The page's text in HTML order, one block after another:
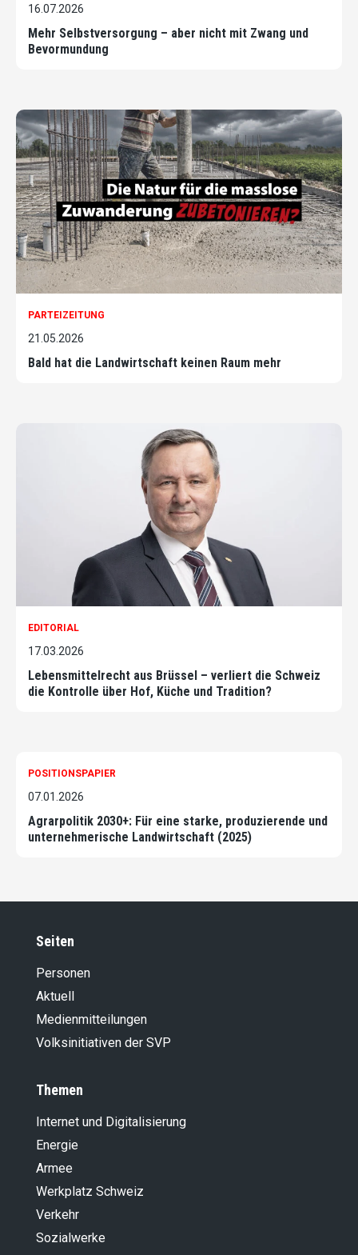
16.07.2026
Mehr Selbstversorgung – aber nicht mit Zwang und
Bevormundung
PARTEIZEITUNG
21.05.2026
Bald hat die Landwirtschaft keinen Raum mehr
EDITORIAL
17.03.2026
Lebensmittelrecht aus Brüssel – verliert die Schweiz
die Kontrolle über Hof, Küche und Tradition?
POSITIONSPAPIER
07.01.2026
Agrarpolitik 2030+: Für eine starke, produzierende und
unternehmerische Landwirtschaft (2025)
Seiten
Personen
Aktuell
Medienmitteilungen
Volksinitiativen der SVP
Themen
Internet und Digitalisierung
Energie
Armee
Werkplatz Schweiz
Verkehr
Sozialwerke